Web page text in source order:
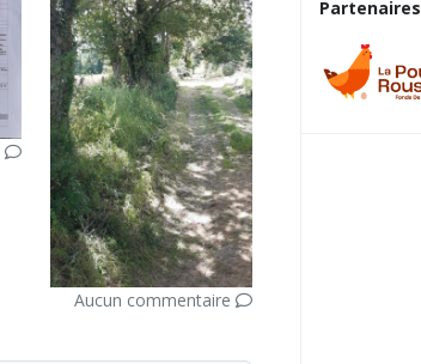
Aucun commentaire
Partenaires